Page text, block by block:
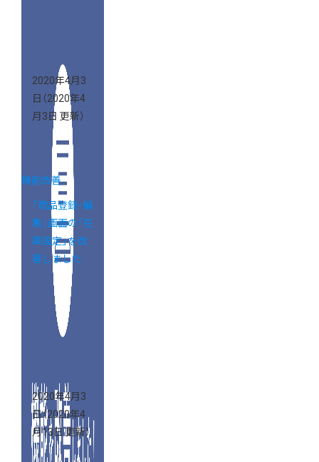
2020年4月3
日 （2020年4
月3日 更新）
機能改善
「商品登録・編
集」画面の「在
庫設定」を改
善しました
2020年4月3
日（2020年4
月13日 更新）